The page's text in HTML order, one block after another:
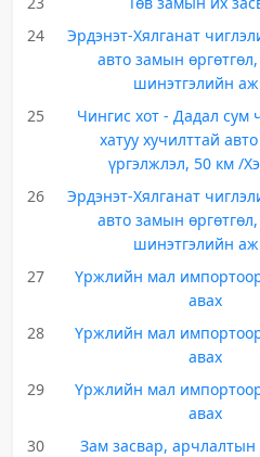
24
Эрдэнэт-Хялганат
авто замын
шинэтгэлийн
25
Чингис хот - Дадал сум
хатуу хучилттай
үргэлжлэл, 50 км /
26
Эрдэнэт-Хялганат
авто замын
шинэтгэлийн
27
Үржлийн мал
авах
28
Үржлийн мал
авах
29
Үржлийн мал
авах
30
Зам засвар, арчлалтын